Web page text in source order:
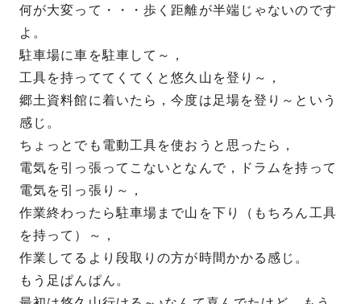
何が大変って・・・歩く距離が半端じゃないのです
よ。
駐車場に車を駐車して～，
工具を持っててくてくと悠久山を登り～，
郷土資料館に着いたら，今度は足場を登り～という
感じ。
ちょっとでも電動工具を使おうと思ったら，
電気を引っ張ってこないとなんで，ドラムを持って
電気を引っ張り～，
作業終わったら駐車場まで山を下り（もちろん工具
を持って）～，
作業してるより段取りの方が時間かかる感じ。
もう足ぱんぱん。